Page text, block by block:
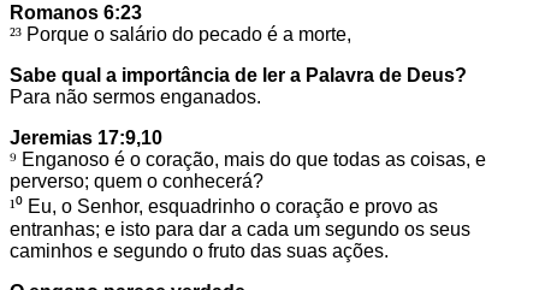
Romanos 6:23
²³ Porque o salário do pecado é a morte,
Sabe qual a importância de ler a Palavra de Deus?
Para não sermos enganados.
Jeremias 17:9,10
⁹ Enganoso é o coração, mais do que todas as coisas, e
perverso; quem o conhecerá?
¹⁰ Eu, o Senhor, esquadrinho o coração e provo as
entranhas; e isto para dar a cada um segundo os seus
caminhos e segundo o fruto das suas ações.